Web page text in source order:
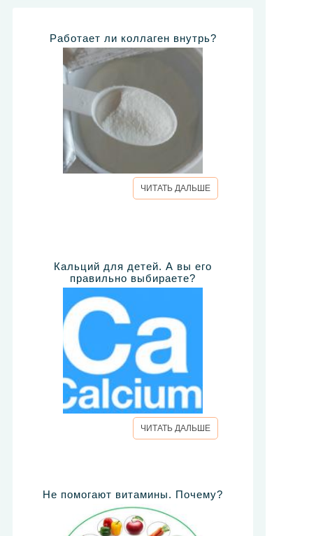
Работает ли коллаген внутрь?
ЧИТАТЬ ДАЛЬШЕ
Кальций для детей. А вы его
правильно выбираете?
ЧИТАТЬ ДАЛЬШЕ
Не помогают витамины. Почему?